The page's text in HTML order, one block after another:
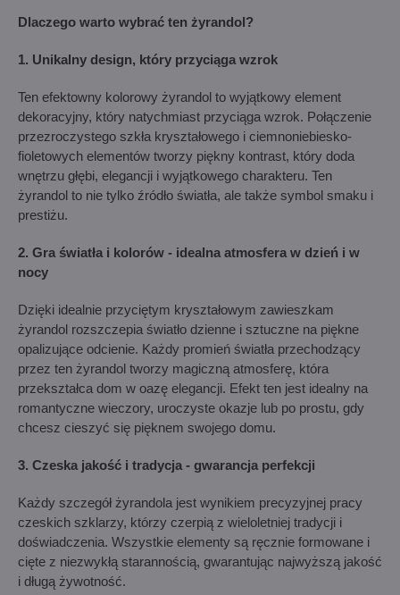
Dlaczego warto wybrać ten żyrandol?
1. Unikalny design, który przyciąga wzrok
Ten efektowny kolorowy żyrandol to wyjątkowy element
dekoracyjny, który natychmiast przyciąga wzrok. Połączenie
przezroczystego szkła kryształowego i ciemnoniebiesko-
fioletowych elementów tworzy piękny kontrast, który doda
wnętrzu głębi, elegancji i wyjątkowego charakteru. Ten
żyrandol to nie tylko źródło światła, ale także symbol smaku i
prestiżu.
2. Gra światła i kolorów - idealna atmosfera w dzień i w
nocy
Dzięki idealnie przyciętym kryształowym zawieszkam
żyrandol rozszczepia światło dzienne i sztuczne na piękne
opalizujące odcienie. Każdy promień światła przechodzący
przez ten żyrandol tworzy magiczną atmosferę, która
przekształca dom w oazę elegancji. Efekt ten jest idealny na
romantyczne wieczory, uroczyste okazje lub po prostu, gdy
chcesz cieszyć się pięknem swojego domu.
3. Czeska jakość i tradycja - gwarancja perfekcji
Każdy szczegół żyrandola jest wynikiem precyzyjnej pracy
czeskich szklarzy, którzy czerpią z wieloletniej tradycji i
doświadczenia. Wszystkie elementy są ręcznie formowane i
cięte z niezwykłą starannością, gwarantując najwyższą jakość
i długą żywotność.